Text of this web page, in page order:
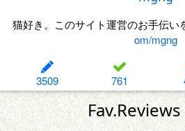
猫好き。このサイト運営のお手伝い
om/mgng
3509 761